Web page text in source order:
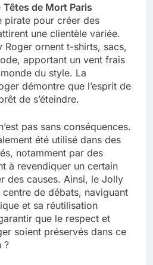
Têtes de Mort Paris
pirate pour créer des
une clientèle variée.
Roger ornent t-shirts, sacs,
apportant un vent frais
du style. La
démontre que l’esprit de
de s’éteindre.
pas sans conséquences.
été utilisé dans des
notamment par des
à revendiquer un certain
des causes. Ainsi, le Jolly
de débats, naviguant
et sa réutilisation
que le respect et
soient préservés dans ce
?